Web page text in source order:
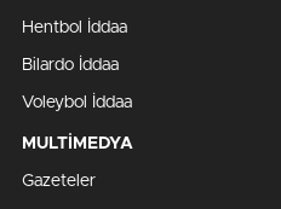
Hentbol İddaa
Bilardo İddaa
Voleybol İddaa
MULTİMEDYA
Gazeteler